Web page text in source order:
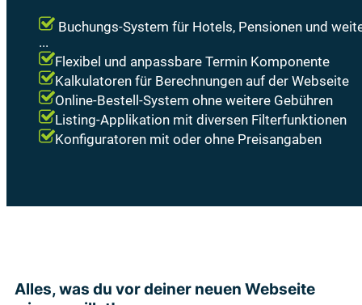
Buchungs-System für Hotels, Pensionen und
...
Flexibel und anpassbare Termin Komponente
Kalkulatoren für Berechnungen auf der Webseite
Online-Bestell-System ohne weitere Gebühren
Listing-Applikation mit diversen Filterfunktionen
Konfiguratoren mit oder ohne Preisangaben
Alles, was du vor deiner neuen Webseite